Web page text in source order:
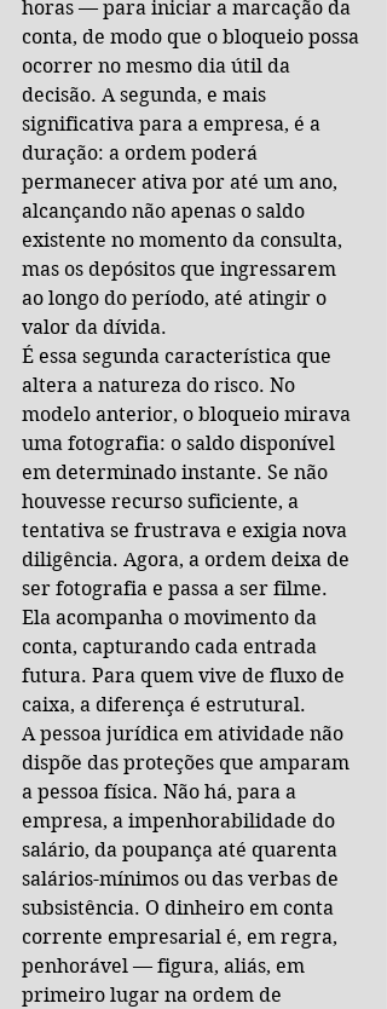
horas — para iniciar a marcação da
conta, de modo que o bloqueio possa
ocorrer no mesmo dia útil da
decisão. A segunda, e mais
significativa para a empresa, é a
duração: a ordem poderá
permanecer ativa por até um ano,
alcançando não apenas o saldo
existente no momento da consulta,
mas os depósitos que ingressarem
ao longo do período, até atingir o
valor da dívida.
É essa segunda característica que
altera a natureza do risco. No
modelo anterior, o bloqueio mirava
uma fotografia: o saldo disponível
em determinado instante. Se não
houvesse recurso suficiente, a
tentativa se frustrava e exigia nova
diligência. Agora, a ordem deixa de
ser fotografia e passa a ser filme.
Ela acompanha o movimento da
conta, capturando cada entrada
futura. Para quem vive de fluxo de
caixa, a diferença é estrutural.
A pessoa jurídica em atividade não
dispõe das proteções que amparam
a pessoa física. Não há, para a
empresa, a impenhorabilidade do
salário, da poupança até quarenta
salários-mínimos ou das verbas de
subsistência. O dinheiro em conta
corrente empresarial é, em regra,
penhorável — figura, aliás, em
primeiro lugar na ordem de